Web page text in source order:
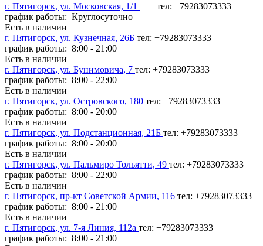
г. Пятигорск, ул. Московская, 1/1
тел: +79283073333
график работы: Круглосуточно
Есть в наличии
г. Пятигорск, ул. Кузнечная, 26Б тел: +79283073333
график работы: 8:00 - 21:00
Есть в наличии
г. Пятигорск, ул. Бунимовича, 7 тел: +79283073333
график работы: 8:00 - 22:00
Есть в наличии
г. Пятигорск, ул. Островского, 180 тел: +79283073333
график работы: 8:00 - 20:00
Есть в наличии
г. Пятигорск, ул. Подстанционная, 21Б тел: +79283073333
график работы: 8:00 - 20:00
Есть в наличии
г. Пятигорск, ул. Пальмиро Тольятти, 49 тел: +79283073333
график работы: 8:00 - 22:00
Есть в наличии
г. Пятигорск, пр-кт Советской Армии, 116 тел: +79283073333
график работы: 8:00 - 21:00
Есть в наличии
г. Пятигорск, ул. 7-я Линия, 112а тел: +79283073333
график работы: 8:00 - 21:00